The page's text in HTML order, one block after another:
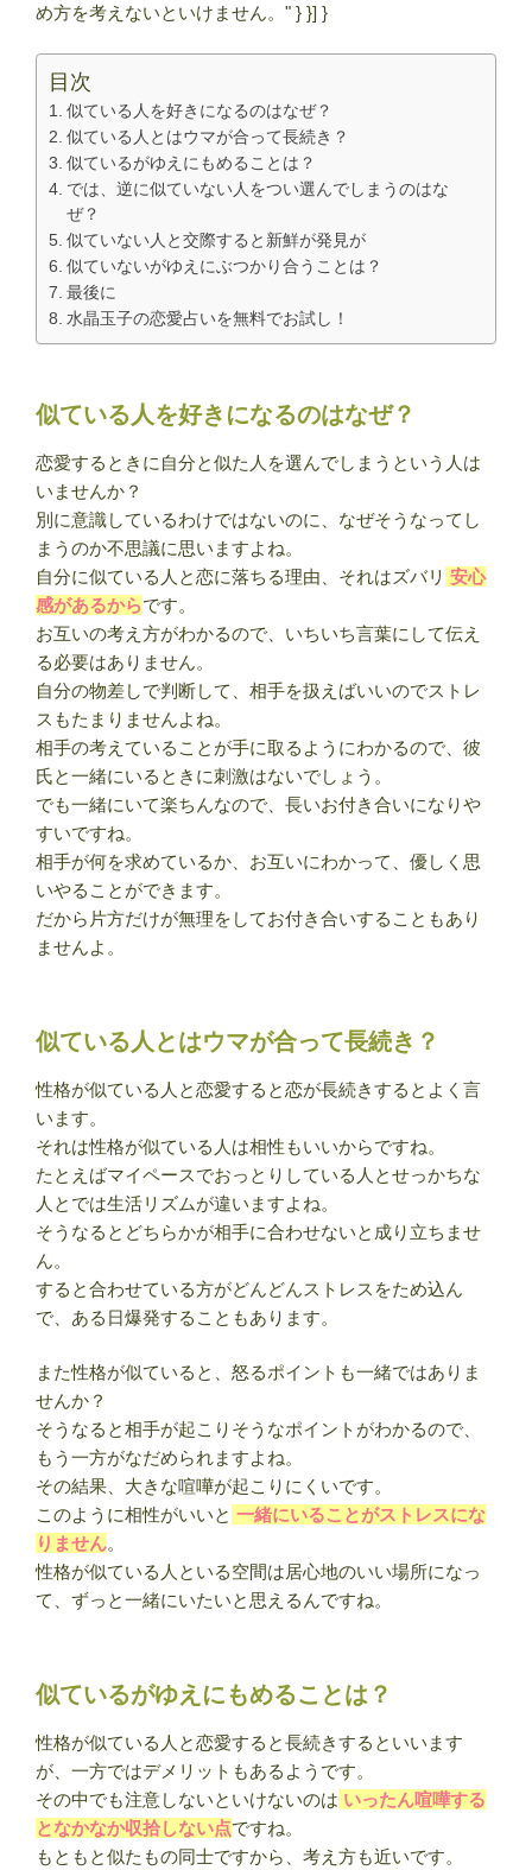
め方を考えないといけません。" } }] }
目次
似ている人を好きになるのはなぜ？
似ている人とはウマが合って長続き？
似ているがゆえにもめることは？
では、逆に似ていない人をつい選んでしまうのはな
ぜ？
似ていない人と交際すると新鮮が発見が
似ていないがゆえにぶつかり合うことは？
最後に
水晶玉子の恋愛占いを無料でお試し！
似ている人を好きになるのはなぜ？
恋愛するときに自分と似た人を選んでしまうという人は
いませんか？
別に意識しているわけではないのに、なぜそうなってし
まうのか不思議に思いますよね。
自分に似ている人と恋に落ちる理由、それはズバリ 安心
感があるからです。
お互いの考え方がわかるので、いちいち言葉にして伝え
る必要はありません。
自分の物差しで判断して、相手を扱えばいいのでストレ
スもたまりませんよね。
相手の考えていることが手に取るようにわかるので、彼
氏と一緒にいるときに刺激はないでしょう。
でも一緒にいて楽ちんなので、長いお付き合いになりや
すいですね。
相手が何を求めているか、お互いにわかって、優しく思
いやることができます。
だから片方だけが無理をしてお付き合いすることもあり
ませんよ。
似ている人とはウマが合って長続き？
性格が似ている人と恋愛すると恋が長続きするとよく言
います。
それは性格が似ている人は相性もいいからですね。
たとえばマイペースでおっとりしている人とせっかちな
人とでは生活リズムが違いますよね。
そうなるとどちらかが相手に合わせないと成り立ちませ
ん。
すると合わせている方がどんどんストレスをため込ん
で、ある日爆発することもあります。
また性格が似ていると、怒るポイントも一緒ではありま
せんか？
そうなると相手が起こりそうなポイントがわかるので、
もう一方がなだめられますよね。
その結果、大きな喧嘩が起こりにくいです。
このように相性がいいと 一緒にいることがストレスにな
りません。
性格が似ている人といる空間は居心地のいい場所になっ
て、ずっと一緒にいたいと思えるんですね。
似ているがゆえにもめることは？
性格が似ている人と恋愛すると長続きするといいます
が、一方ではデメリットもあるようです。
その中でも注意しないといけないのは いったん喧嘩する
となかなか収拾しない点ですね。
もともと似たもの同士ですから、考え方も近いです。